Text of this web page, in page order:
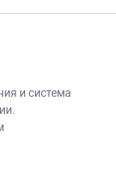
и система